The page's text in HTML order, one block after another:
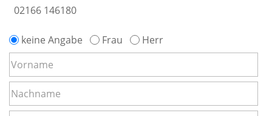
02166 146180
keine Angabe Frau Herr